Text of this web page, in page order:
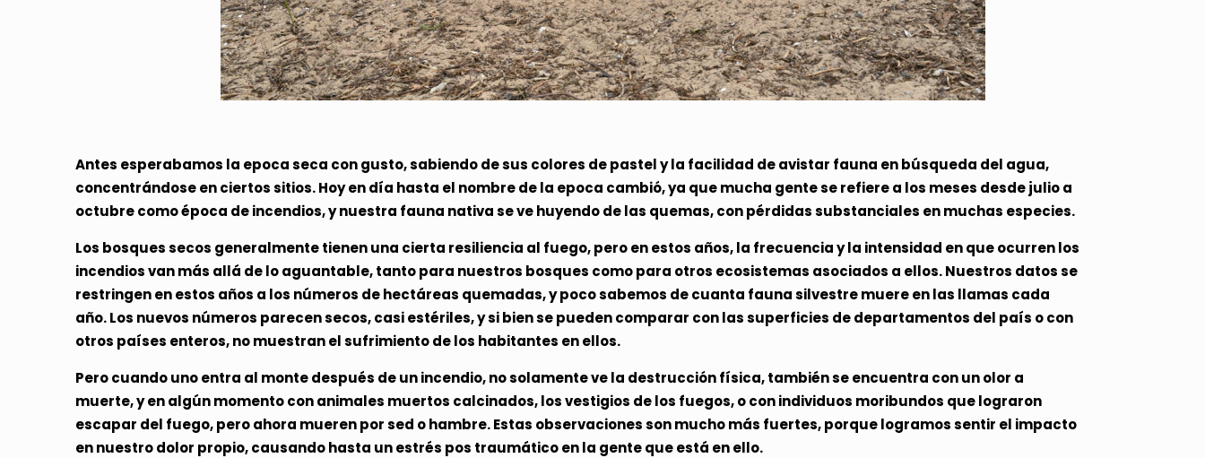
Antes esperabamos la epoca seca con gusto, sabiendo de sus colores de pastel y la facilidad de avistar fauna en búsqueda del agua,
concentrándose en ciertos sitios. Hoy en día hasta el nombre de la epoca cambió, ya que mucha gente se refiere a los meses desde julio a
octubre como época de incendios, y nuestra fauna nativa se ve huyendo de las quemas, con pérdidas substanciales en muchas especies.
Los bosques secos generalmente tienen una cierta resiliencia al fuego, pero en estos años, la frecuencia y la intensidad en que ocurren los
incendios van más allá de lo aguantable, tanto para nuestros bosques como para otros ecosistemas asociados a ellos. Nuestros datos se
restringen en estos años a los números de hectáreas quemadas, y poco sabemos de cuanta fauna silvestre muere en las llamas cada
año. Los nuevos números parecen secos, casi estériles, y si bien se pueden comparar con las superficies de departamentos del país o con
otros países enteros, no muestran el sufrimiento de los habitantes en ellos.
Pero cuando uno entra al monte después de un incendio, no solamente ve la destrucción física, también se encuentra con un olor a
muerte, y en algún momento con animales muertos calcinados, los vestigios de los fuegos, o con individuos moribundos que lograron
escapar del fuego, pero ahora mueren por sed o hambre. Estas observaciones son mucho más fuertes, porque logramos sentir el impacto
en nuestro dolor propio, causando hasta un estrés pos traumático en la gente que está en ello.